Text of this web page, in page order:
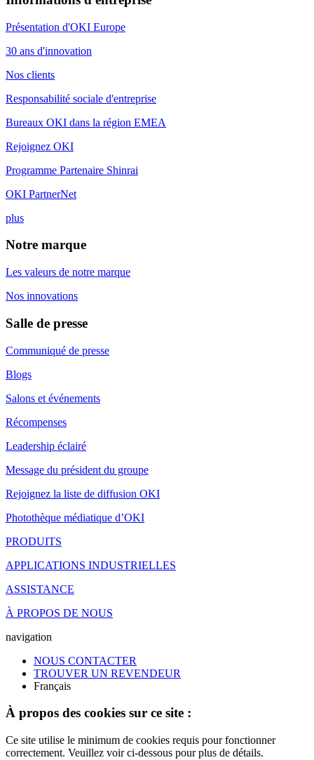
Présentation d'OKI Europe
30 ans d'innovation
Nos clients
Responsabilité sociale d'entreprise
Bureaux OKI dans la région EMEA
Rejoignez OKI
Programme Partenaire Shinrai
OKI PartnerNet
plus
Notre marque
Les valeurs de notre marque
Nos innovations
Salle de presse
Communiqué de presse
Blogs
Salons et événements
Récompenses
Leadership éclairé
Message du président du groupe
Rejoignez la liste de diffusion OKI
Photothèque médiatique d’OKI
PRODUITS
APPLICATIONS INDUSTRIELLES
ASSISTANCE
À PROPOS DE NOUS
navigation
NOUS CONTACTER
TROUVER UN REVENDEUR
Français
À propos des cookies sur ce site :
Ce site utilise le minimum de cookies requis pour fonctionner
correctement. Veuillez voir ci-dessous pour plus de détails.